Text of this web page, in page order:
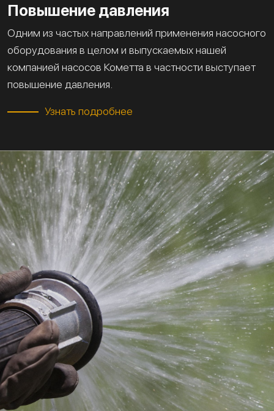
Повышение давления
Одним из частых направлений применения насосного
оборудования в целом и выпускаемых нашей
компанией насосов Кометта в частности выступает
повышение давления.
Узнать подробнее